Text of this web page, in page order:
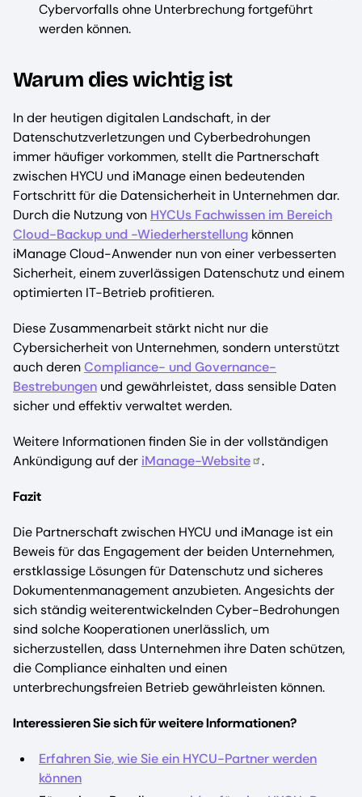
Cybervorfalls ohne Unterbrechung fortgeführt
werden können.
Warum dies wichtig ist
In der heutigen digitalen Landschaft, in der
Datenschutzverletzungen und Cyberbedrohungen
immer häufiger vorkommen, stellt die Partnerschaft
zwischen HYCU und iManage einen bedeutenden
Fortschritt für die Datensicherheit in Unternehmen dar.
Durch die Nutzung von HYCUs Fachwissen im Bereich
Cloud-Backup und -Wiederherstellung können
iManage Cloud-Anwender nun von einer verbesserten
Sicherheit, einem zuverlässigen Datenschutz und einem
optimierten IT-Betrieb profitieren.
Diese Zusammenarbeit stärkt nicht nur die
Cybersicherheit von Unternehmen, sondern unterstützt
auch derenCompliance- und Governance-
Bestrebungen und gewährleistet, dass sensible Daten
sicher und effektiv verwaltet werden.
Weitere Informationen finden Sie in der vollständigen
Ankündigung auf der iManage-Website .
Fazit
Die Partnerschaft zwischen HYCU und iManage ist ein
Beweis für das Engagement der beiden Unternehmen,
erstklassige Lösungen für Datenschutz und sicheres
Dokumentenmanagement anzubieten. Angesichts der
sich ständig weiterentwickelnden Cyber-Bedrohungen
sind solche Kooperationen unerlässlich, um
sicherzustellen, dass Unternehmen ihre Daten schützen,
die Compliance einhalten und einen
unterbrechungsfreien Betrieb gewährleisten können.
Interessieren Sie sich für weitere Informationen?
Erfahren Sie, wie Sie ein HYCU-Partner werden
können